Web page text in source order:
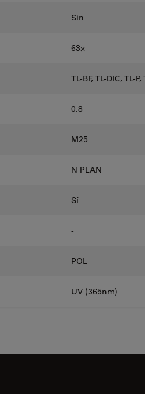
Sin
63⨉
TL-BF, TL-DIC, TL-
0.8
M25
N PLAN
Sí
-
POL
UV (365nm)